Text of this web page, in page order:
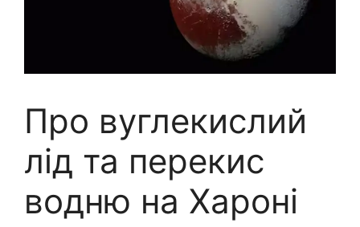
Про вуглекислий
лід та перекис
водню на Хароні